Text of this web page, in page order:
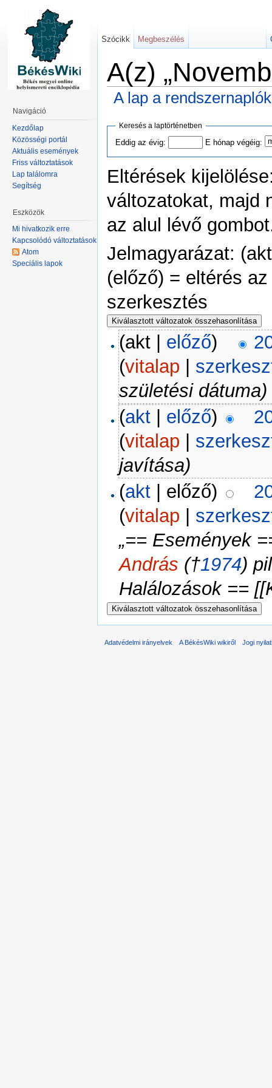
A(z)
A lap a
Keresés a laptörténetben
Eddig az évig: E hónap végéig:
Eltérések
változatokat, majd
az alul lévő
Jelmagyarázat:
(előző) = eltérés
szerkesztés
(akt | előző)
(vitalap |
születési dátuma)
(akt előző)
(vitalap
javítása)
(akt | előző)
(vitalap
„== Események
András (†1974)
Halálozások ==
Szócikk Megbeszélés
Navigáció
Kezdőlap
Közösségi portál
Aktuális események
Friss változtatások
Lap találomra
Segítség
Eszközök
Mi hivatkozik erre
Kapcsolódó változtatások
Atom
Speciális lapok
Adatvédelmi irányelvek A BékésWiki wikiről Jogi